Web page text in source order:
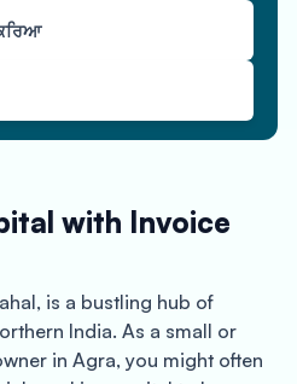
with Invoice
is a bustling hub of
India. As a small or
in Agra, you might often